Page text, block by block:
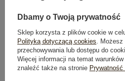
Do darmowej dostawy brakuje 200,00
Wysyłka wponiedziałek
100 dni na zwrot
Dbamy o Twoją prywatność
Sklep korzysta z plików cookie w
Polityką dotyczącą cookies. Możesz
przechowywania lub dostępu do
Więcej informacji na temat
znaleźć także na stronie